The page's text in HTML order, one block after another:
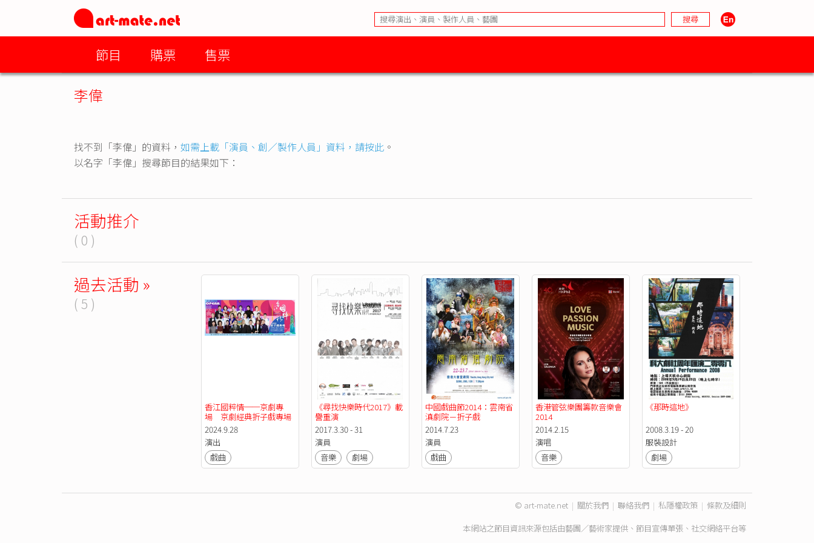
節目 購票 售票
李偉
找不到「李偉」的資料， 如需上載「演員、創／製作人員」資料，請按此 。
以名字「李偉」搜尋節目的結果如下：
活動推介
( 0 )
過去活動 »
( 5 )
香江國粹情──京劇專
場　京劇經典折子戲專場
2024.9.28
演出
戲曲
《尋找快樂時代2017》載
譽重演
2017.3.30 - 31
演員
音樂
劇場
中國戲曲節2014：雲南省
滇劇院－折子戲
2014.7.23
演員
戲曲
香港管弦樂團籌款音樂會
2014
2014.2.15
演唱
音樂
《那時這地》
2008.3.19 - 20
服裝設計
劇場
© art-mate.net | 關於我們 | 聯絡我們 | 私隱權政策 | 條款及細則
本網站之節目資訊來源包括由藝團／藝術家提供、節目宣傳單張、社交網絡平台等